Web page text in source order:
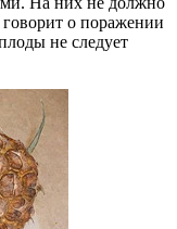
о поражении
не следует